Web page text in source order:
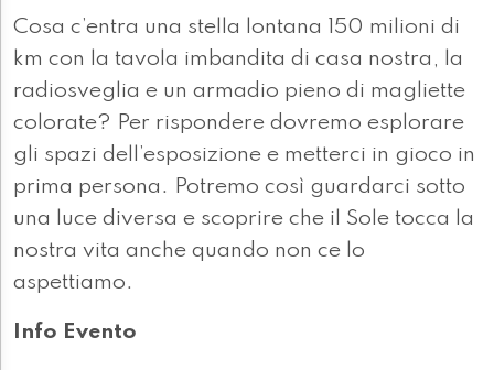
Cosa c’entra una stella lontana 150 milioni di
km con la tavola imbandita di casa nostra, la
radiosveglia e un armadio pieno di magliette
colorate? Per rispondere dovremo esplorare
gli spazi dell’esposizione e metterci in gioco in
prima persona. Potremo così guardarci sotto
una luce diversa e scoprire che il Sole tocca la
nostra vita anche quando non ce lo
aspettiamo.
Info Evento